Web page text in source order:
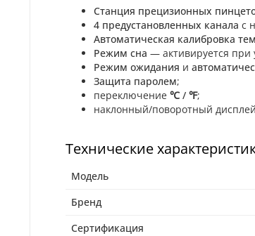
Станция прецизионных
4 предустановленных канала с
Автоматическая калибровка
Режим сна — активируется при
Режим ожидания и
Защита паролем;
переключение ℃ / ℉;
наклонный/поворотный
Технические
Модель
Бренд
Сертификация